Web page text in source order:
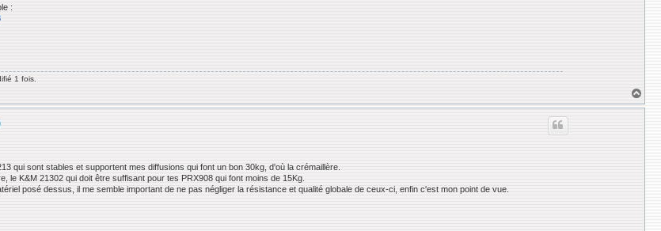
:
1 fois.
a
qui sont stables et supportent mes diffusions qui font un bon 30kg, d'où la crémaillère.
le K&M 21302 qui doit être suffisant pour tes PRX908 qui font moins de 15Kg.
posé dessus, il me semble important de ne pas négliger la résistance et qualité globale de ceux-ci, enfin c'est mon point de vue.